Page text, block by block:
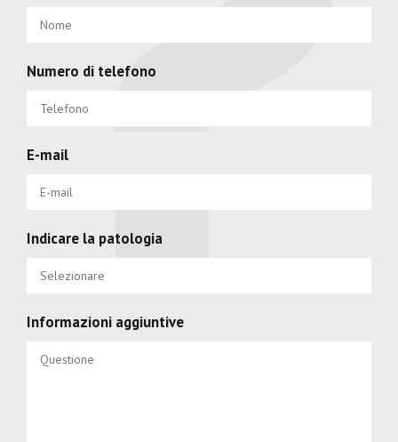
Numero di telefono
E-mail
Indicare la patologia
Informazioni aggiuntive